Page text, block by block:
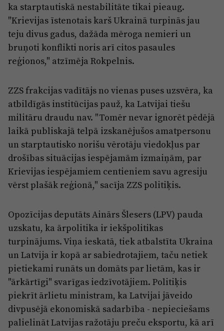
ka starptautiskā nestabilitāte tikai pieaug.
"Krievijas īstenotais karš Ukrainā turpinās jau
teju divus gadus, dažāda mēroga nemieri un
bruņoti konflikti noris arī citos pasaules
reģionos," atzīmēja Rokpelnis.
ZZS frakcijas vadītājs no vienas puses uzsvēra, ka
atbildīgās institūcijas pauž, ka Latvijai tiešu
militāru draudu nav. "Tomēr nevar ignorēt pēdējā
laikā publiskajā telpā izskanējušos amatpersonu
un starptautisko norišu vērotāju viedokļus par
drošības situācijas iespējamām izmaiņām, par
Krievijas iespējamiem centieniem savu agresiju
vērst plašāk reģionā," sacīja ZZS politiķis.
Opozīcijas deputāts Ainārs Šlesers (LPV) pauda
uzskatu, ka ārpolitika ir iekšpolitikas
turpinājums. Viņa ieskatā, tiek atbalstīta Ukraina
un Latvija ir kopā ar sabiedrotajiem, taču netiek
pietiekami runāts un domāts par lietām, kas ir
"ārkārtīgi" svarīgas iedzīvotājiem. Politiķis
piekrīt ārlietu ministram, ka Latvijai jāveido
divpusējā ekonomiskā sadarbība - nepieciešams
palielināt Latvijas ražotāju preču eksportu, kā arī